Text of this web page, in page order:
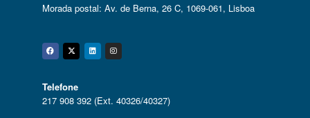
Morada postal: Av. de Berna, 26 C, 1069-061, Lisboa
Facebook
Twitter
Linkedin
Instagram
Telefone
217 908 392 (Ext. 40326/40327)